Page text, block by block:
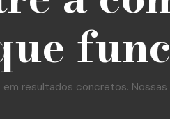
resultados concretos. Nossas